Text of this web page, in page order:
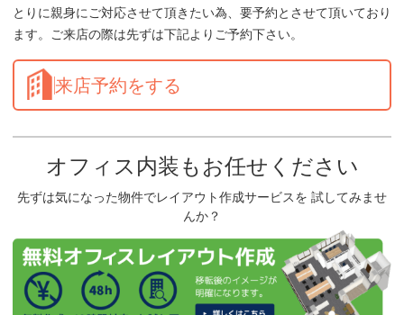
とりに親身にご対応させて頂きたい為、要予約とさせて頂いており
ます。ご来店の際は先ずは下記よりご予約下さい。
来店予約をする
オフィス内装もお任せください
先ずは気になった物件でレイアウト作成サービスを 試してみませ
んか？